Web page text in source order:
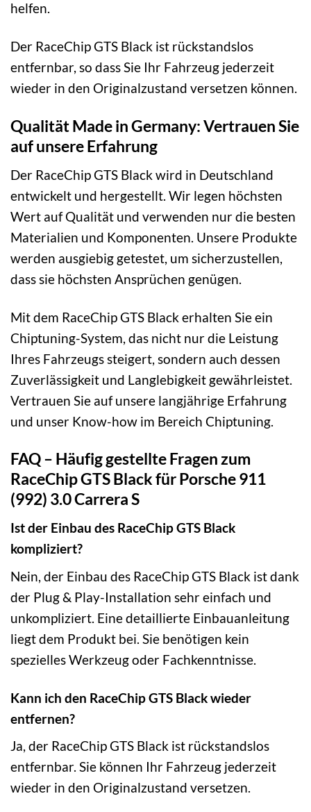
helfen.
Der RaceChip GTS Black ist rückstandslos
entfernbar, so dass Sie Ihr Fahrzeug jederzeit
wieder in den Originalzustand versetzen können.
Qualität Made in Germany: Vertrauen Sie
auf unsere Erfahrung
Der RaceChip GTS Black wird in Deutschland
entwickelt und hergestellt. Wir legen höchsten
Wert auf Qualität und verwenden nur die besten
Materialien und Komponenten. Unsere Produkte
werden ausgiebig getestet, um sicherzustellen,
dass sie höchsten Ansprüchen genügen.
Mit dem RaceChip GTS Black erhalten Sie ein
Chiptuning-System, das nicht nur die Leistung
Ihres Fahrzeugs steigert, sondern auch dessen
Zuverlässigkeit und Langlebigkeit gewährleistet.
Vertrauen Sie auf unsere langjährige Erfahrung
und unser Know-how im Bereich Chiptuning.
FAQ – Häufig gestellte Fragen zum
RaceChip GTS Black für Porsche 911
(992) 3.0 Carrera S
Ist der Einbau des RaceChip GTS Black
kompliziert?
Nein, der Einbau des RaceChip GTS Black ist dank
der Plug & Play-Installation sehr einfach und
unkompliziert. Eine detaillierte Einbauanleitung
liegt dem Produkt bei. Sie benötigen kein
spezielles Werkzeug oder Fachkenntnisse.
Kann ich den RaceChip GTS Black wieder
entfernen?
Ja, der RaceChip GTS Black ist rückstandslos
entfernbar. Sie können Ihr Fahrzeug jederzeit
wieder in den Originalzustand versetzen.